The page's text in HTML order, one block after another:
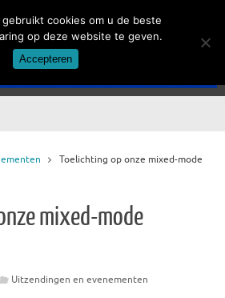
Toelichting op onze mixed-mode
mixed-mode
Uitzendingen en evenementen
cookies om u de beste
op deze website te geven.
Accepteren